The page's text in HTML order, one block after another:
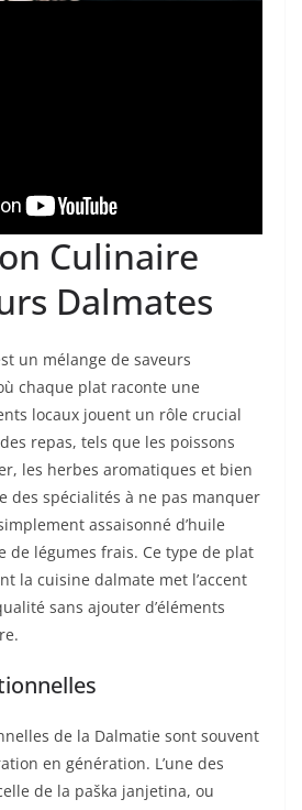
Culinaire
Dalmates
un mélange de saveurs
chaque plat raconte une
locaux jouent un rôle crucial
repas, tels que les poissons
les herbes aromatiques et bien
des spécialités à ne pas manquer
assaisonné d’huile
de légumes frais. Ce type de plat
la cuisine dalmate met l’accent
sans ajouter d’éléments
de la Dalmatie sont souvent
en génération. L’une des
de la paška janjetina, ou